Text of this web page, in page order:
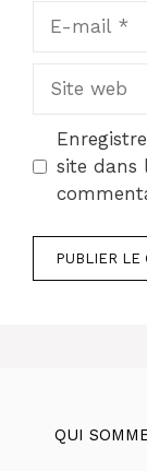
Site
site dans
QUI